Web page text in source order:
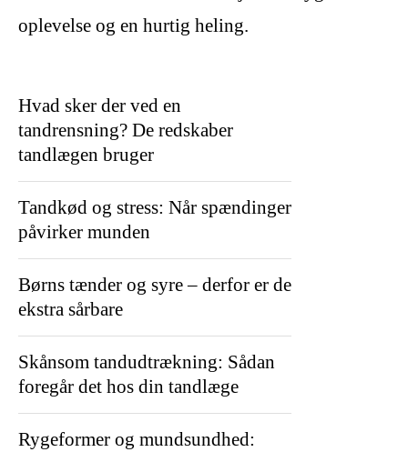
oplevelse og en hurtig heling.
Hvad sker der ved en
tandrensning? De redskaber
tandlægen bruger
Tandkød og stress: Når spændinger
påvirker munden
Børns tænder og syre – derfor er de
ekstra sårbare
Skånsom tandudtrækning: Sådan
foregår det hos din tandlæge
Rygeformer og mundsundhed: